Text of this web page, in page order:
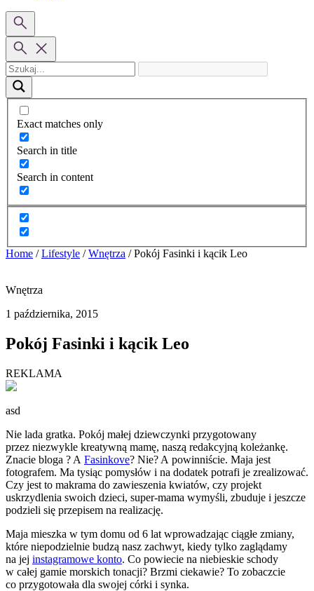
Exact matches only
Search in title
Search in content
Home / Lifestyle / Wnętrza / Pokój Fasinki i kącik Leo
Wnętrza
1 października, 2015
Pokój Fasinki i kącik Leo
REKLAMA
asd
Nie lada gratka. Pokój małej dziewczynki przygotowany
przez niezwykle kreatywną mamę, naszą redakcyjną koleżankę.
Znacie bloga ? A Fasinkove? Nie? A powinniście. Maja jest
fotografem. Ma tysiąc pomysłów i na dodatek potrafi je zrealizować.
Czy jest to makrama do zawieszenia kwiatów, czy projekt
uskrzydlenia swoich dzieci, super-mama wymyśli, zbuduje i jeszcze
podzieli się przepisem na realizację.
Maja mieszka w tym domu od 6 lat wprowadzając ciągłe zmiany,
które niepodzielnie budzą nasz zachwyt, kiedy tylko zaglądamy
na jej instagramowe konto. Co powiecie na niebieskie schody
w całej gamie morskich tonacji? Brzmi ciekawie? To zobaczcie
co przygotowała dla swojej córki i synka.